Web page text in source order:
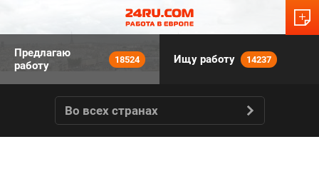
Предлагаю
работу
18524 Ищу работу 14237
Во всех странах